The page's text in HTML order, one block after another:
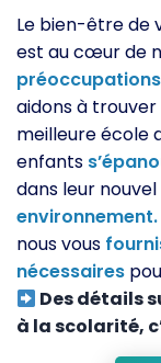
Le bien-être de
est au cœur de
aidons à trouver
meilleure école
enfants
dans leur nouvel
environnement.
nous vous
nécessaires
Des détails
à la scolarité,